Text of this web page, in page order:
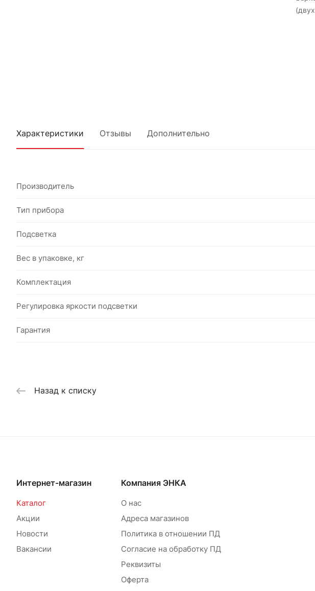
Характеристики Отзывы Дополнительно
Производитель
Тип прибора
Подсветка
Вес в упаковке, кг
Комплектация
Регулировка яркости подсветки
Гарантия
Назад к списку
Интернет-магазин
Каталог
Акции
Новости
Вакансии
Компания ЭНКА
О нас
Адреса магазинов
Политика в отношении ПД
Согласие на обработку ПД
Реквизиты
Оферта